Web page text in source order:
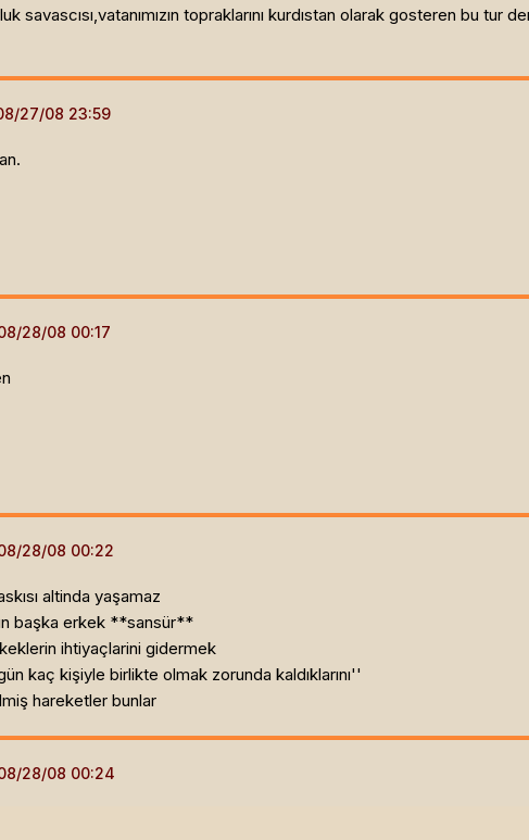
savascısı,vatanımızın topraklarını kurdıstan olarak gosteren bu tur
altinda yaşamaz
başka erkek **sansür**
ihtiyaçlarini gidermek
kaç kişiyle birlikte olmak zorunda kaldıklarını''
hareketler bunlar